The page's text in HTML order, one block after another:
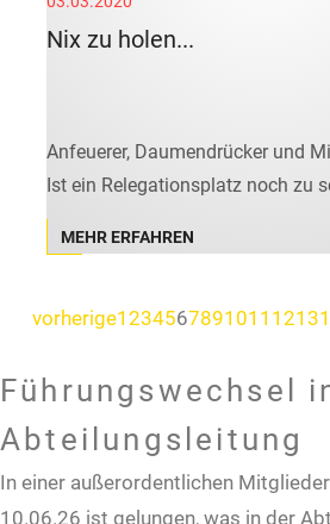
Nix zu holen...
Anfeuerer, Daumendrücker und
Ist ein Relegationsplatz noch zu
MEHR ERFAHREN
vorherige1 234567891011 1213
Führungswechsel
Abteilungsleitung
In einer außerordentlichen
10.06.26 ist gelungen, was in der